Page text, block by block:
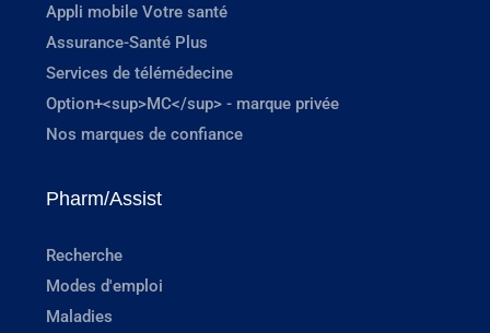
Appli mobile Votre santé
Assurance-Santé Plus
Services de télémédecine
Option+<sup>MC</sup> - marque privée
Nos marques de confiance
Pharm/Assist
Recherche
Modes d'emploi
Maladies